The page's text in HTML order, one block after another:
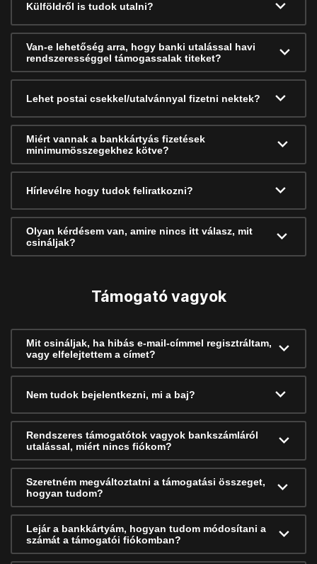
Külföldről is tudok utalni?
Van-e lehetőség arra, hogy banki utalással havi
rendszerességgel támogassalak titeket?
Lehet postai csekkel/utalvánnyal fizetni nektek?
Miért vannak a bankkártyás fizetések
minimumösszegekhez kötve?
Hírlevélre hogy tudok feliratkozni?
Olyan kérdésem van, amire nincs itt válasz, mit
csináljak?
Támogató vagyok
Mit csináljak, ha hibás e-mail-címmel regisztráltam,
vagy elfelejtettem a címet?
Nem tudok bejelentkezni, mi a baj?
Rendszeres támogatótok vagyok bankszámláról
utalással, miért nincs fiókom?
Szeretném megváltoztatni a támogatási összeget,
hogyan tudom?
Lejár a bankkártyám, hogyan tudom módosítani a
számát a támogatói fiókomban?